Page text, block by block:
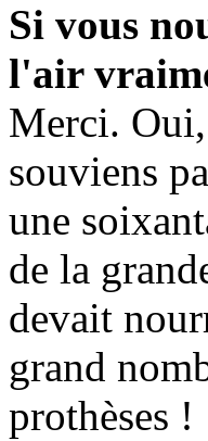
Si vous
l'air
Merci. Oui,
souviens
une
de la
devait
grand
prothèses !